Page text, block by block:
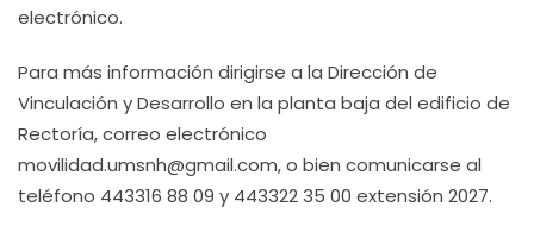
electrónico.
Para más información dirigirse a la Dirección de
Vinculación y Desarrollo en la planta baja del edificio de
Rectoría, correo electrónico
movilidad.umsnh@gmail.com, o bien comunicarse al
teléfono 443316 88 09 y 443322 35 00 extensión 2027.